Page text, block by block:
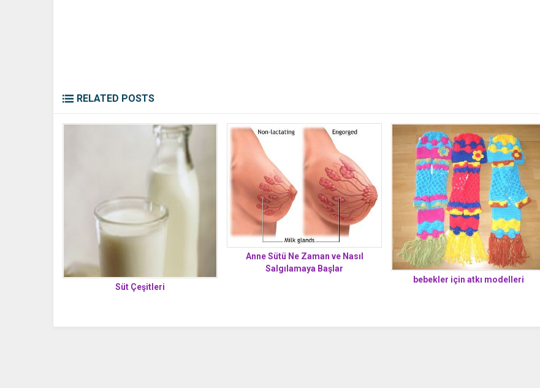
RELATED POSTS
Süt Çeşitleri
Anne Sütü Ne Zaman ve Nasıl
Salgılamaya Başlar
bebekler için atkı modelleri